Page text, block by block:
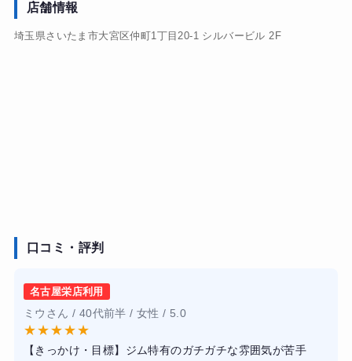
店舗情報
埼玉県さいたま市大宮区仲町1丁目20-1 シルバービル 2F
口コミ・評判
名古屋栄店利用
ミウさん / 40代前半 / 女性 / 5.0
★★★★★
【きっかけ・目標】ジム特有のガチガチな雰囲気が苦手